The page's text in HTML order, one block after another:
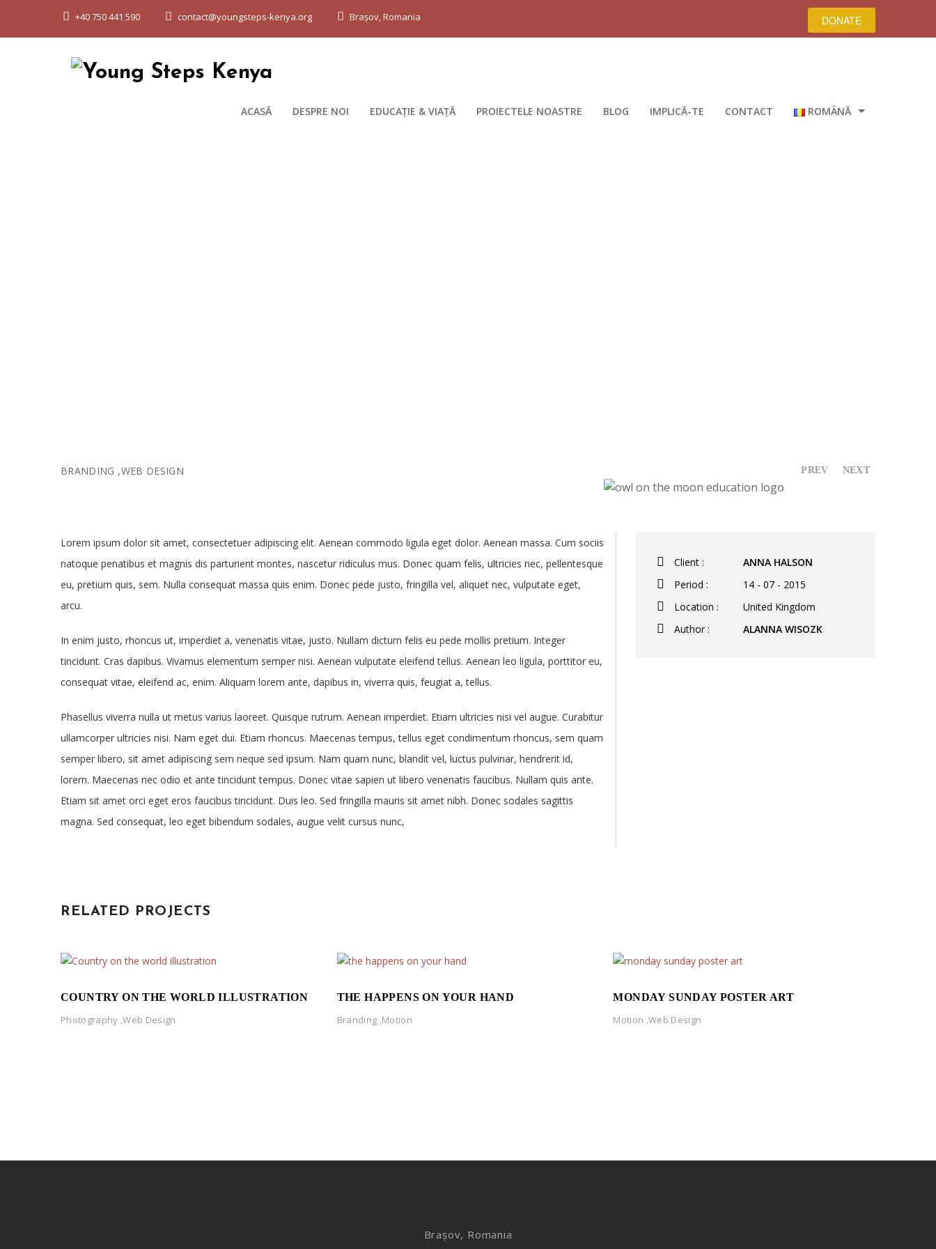
+40 750 441 590 contact@youngsteps-kenya.org Brașov, Romania DONATE
ACASĂ DESPRE NOI EDUCAȚIE & VIAȚĂ PROIECTELE NOASTRE BLOG IMPLICĂ-TE CONTACT ROMÂNĂ
BRANDING ,WEB DESIGN PREV NEXT
Lorem ipsum dolor sit amet, consectetuer adipiscing elit. Aenean commodo ligula eget dolor. Aenean massa. Cum sociis
natoque penatibus et magnis dis parturient montes, nascetur ridiculus mus. Donec quam felis, ultricies nec, pellentesque
eu, pretium quis, sem. Nulla consequat massa quis enim. Donec pede justo, fringilla vel, aliquet nec, vulputate eget,
arcu.
In enim justo, rhoncus ut, imperdiet a, venenatis vitae, justo. Nullam dictum felis eu pede mollis pretium. Integer
tincidunt. Cras dapibus. Vivamus elementum semper nisi. Aenean vulputate eleifend tellus. Aenean leo ligula, porttitor eu,
consequat vitae, eleifend ac, enim. Aliquam lorem ante, dapibus in, viverra quis, feugiat a, tellus.
Phasellus viverra nulla ut metus varius laoreet. Quisque rutrum. Aenean imperdiet. Etiam ultricies nisi vel augue. Curabitur
ullamcorper ultricies nisi. Nam eget dui. Etiam rhoncus. Maecenas tempus, tellus eget condimentum rhoncus, sem quam
semper libero, sit amet adipiscing sem neque sed ipsum. Nam quam nunc, blandit vel, luctus pulvinar, hendrerit id,
lorem. Maecenas nec odio et ante tincidunt tempus. Donec vitae sapien ut libero venenatis faucibus. Nullam quis ante.
Etiam sit amet orci eget eros faucibus tincidunt. Duis leo. Sed fringilla mauris sit amet nibh. Donec sodales sagittis
magna. Sed consequat, leo eget bibendum sodales, augue velit cursus nunc,
Client :
ANNA HALSON
Period :
14 - 07 - 2015
Location :
United Kingdom
Author :
ALANNA WISOZK
RELATED PROJECTS
COUNTRY ON THE WORLD ILLUSTRATION
Photography ,Web Design
THE HAPPENS ON YOUR HAND
Branding ,Motion
MONDAY SUNDAY POSTER ART
Motion ,Web Design
Brașov, Romania